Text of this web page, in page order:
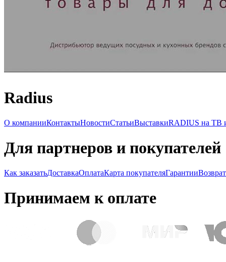
Radius
О компанииКонтактыНовостиСтатьиВыставкиRADIUS на ТВ
Для партнеров и покупателей
Как заказатьДоставкаОплатаКарта покупателяГарантии
Принимаем к оплате